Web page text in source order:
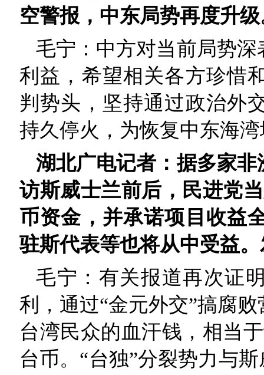
空警报，中东局势再度升
毛宁：中方对当前局势
利益，希望相关各方珍惜
判势头，坚持通过政治外
持久停火，为恢复中东海
湖北广电记者：据多家
访斯威士兰前后，民进党
币资金，并承诺项目收益
驻斯代表等也将从中受益
毛宁：有关报道再次证
利，通过“金元外交”搞腐
台湾民众的血汗钱，相当
台币。“台独”分裂势力与